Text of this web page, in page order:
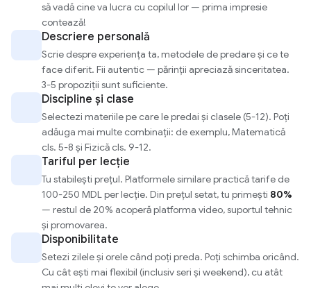
să vadă cine va lucra cu copilul lor — prima impresie
contează!
Descriere personală
Scrie despre experiența ta, metodele de predare și ce te
face diferit. Fii autentic — părinții apreciază sinceritatea.
3-5 propoziții sunt suficiente.
Discipline și clase
Selectezi materiile pe care le predai și clasele (5-12). Poți
adăuga mai multe combinații: de exemplu, Matematică
cls. 5-8 și Fizică cls. 9-12.
Tariful per lecție
Tu stabilești prețul. Platformele similare practică tarife de
100-250 MDL per lecție. Din prețul setat, tu primești 80%
— restul de 20% acoperă platforma video, suportul tehnic
și promovarea.
Disponibilitate
Setezi zilele și orele când poți preda. Poți schimba oricând.
Cu cât ești mai flexibil (inclusiv seri și weekend), cu atât